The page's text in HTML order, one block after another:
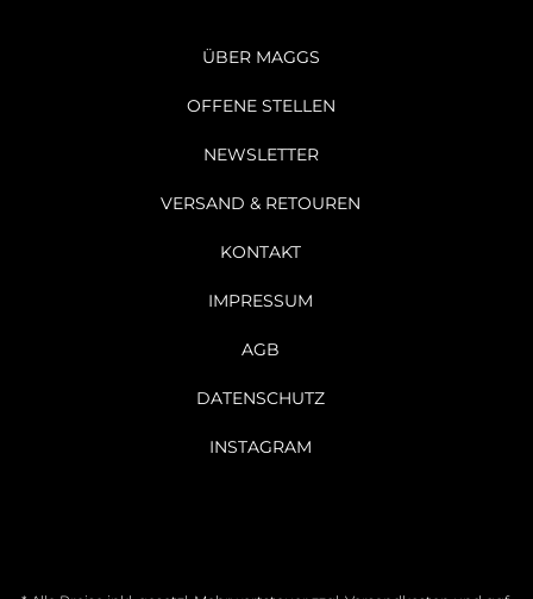
ÜBER MAGGS
OFFENE STELLEN
NEWSLETTER
VERSAND & RETOUREN
KONTAKT
IMPRESSUM
AGB
DATENSCHUTZ
INSTAGRAM